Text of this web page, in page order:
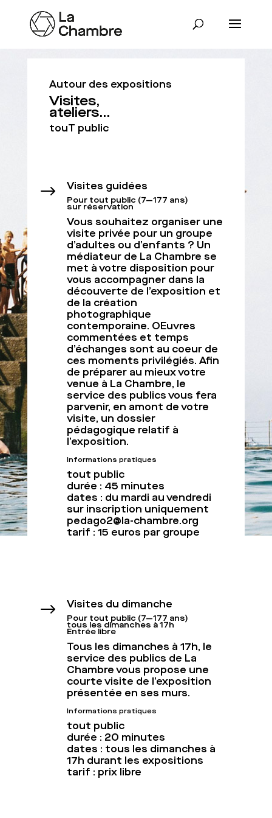
Autour des expositions
Visites,
ateliers…
touT public
$ Visites guidées
Pour tout public (7—177 ans)
sur réservation
Vous souhaitez organiser une
visite privée pour un groupe
d’adultes ou d’enfants ? Un
médiateur de La Chambre se
met à votre disposition pour
vous accompagner dans la
découverte de l’exposition et
de la création
photographique
contemporaine. OEuvres
commentées et temps
d’échanges sont au coeur de
ces moments privilégiés. Afin
de préparer au mieux votre
venue à La Chambre, le
service des publics vous fera
parvenir, en amont de votre
visite, un dossier
pédagogique relatif à
l’exposition.
Informations pratiques
tout public
durée : 45 minutes
dates : du mardi au vendredi
sur inscription uniquement
pedago2@la-chambre.org
tarif : 15 euros par groupe
$ Visites du dimanche
Pour tout public (7—177 ans)
tous les dimanches à 17h
Entrée libre
Tous les dimanches à 17h, le
service des publics de La
Chambre vous propose une
courte visite de l’exposition
présentée en ses murs.
Informations pratiques
tout public
durée : 20 minutes
dates : tous les dimanches à
17h durant les expositions
tarif : prix libre